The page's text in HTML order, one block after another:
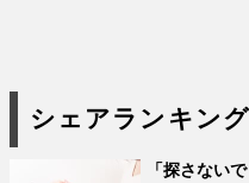
シェアランキング
「探さない